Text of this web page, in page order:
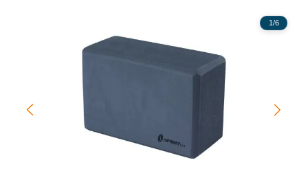
1/6